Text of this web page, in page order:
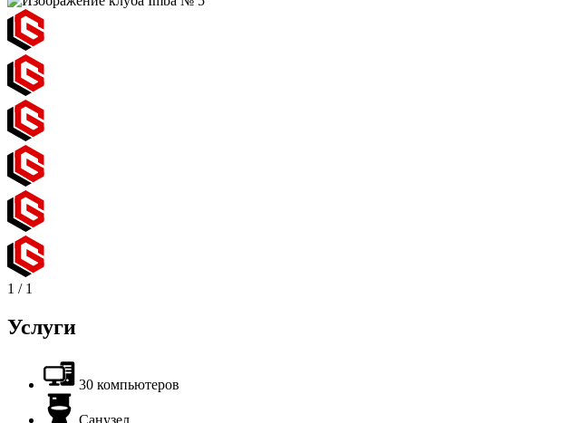
1 / 1
Услуги
30 компьютеров
Санузел